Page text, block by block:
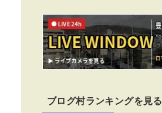
ブログ村ランキングを見る